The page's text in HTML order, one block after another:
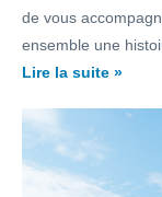
de vous
ensemble une
Lire la suite »